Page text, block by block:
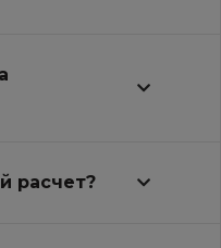
расчет?